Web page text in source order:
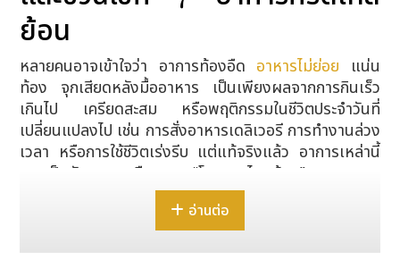
ย้อน
หลายคนอาจเข้าใจว่า อาการท้องอืด อาหารไม่ย่อย แน่น
ท้อง จุกเสียดหลังมื้ออาหาร เป็นเพียงผลจากการกินเร็ว
เกินไป เครียดสะสม หรือพฤติกรรมในชีวิตประจำวันที่
เปลี่ยนแปลงไป เช่น การสั่งอาหารเดลิเวอรี การทำงานล่วง
เวลา หรือการใช้ชีวิตเร่งรีบ แต่แท้จริงแล้ว อาการเหล่านี้
อาจเป็นสัญญาณเตือนของ “โรคกรดไหลย้อน”
ทำความเข้าใจโรคกรดไหลย้อน
โรคกรดไหลย้อน (Gastroesophageal Reflux
Disease: GERD) คือ ภาวะที่น้ำย่อยหรือกรดในกระเพาะ
อ่านต่อ